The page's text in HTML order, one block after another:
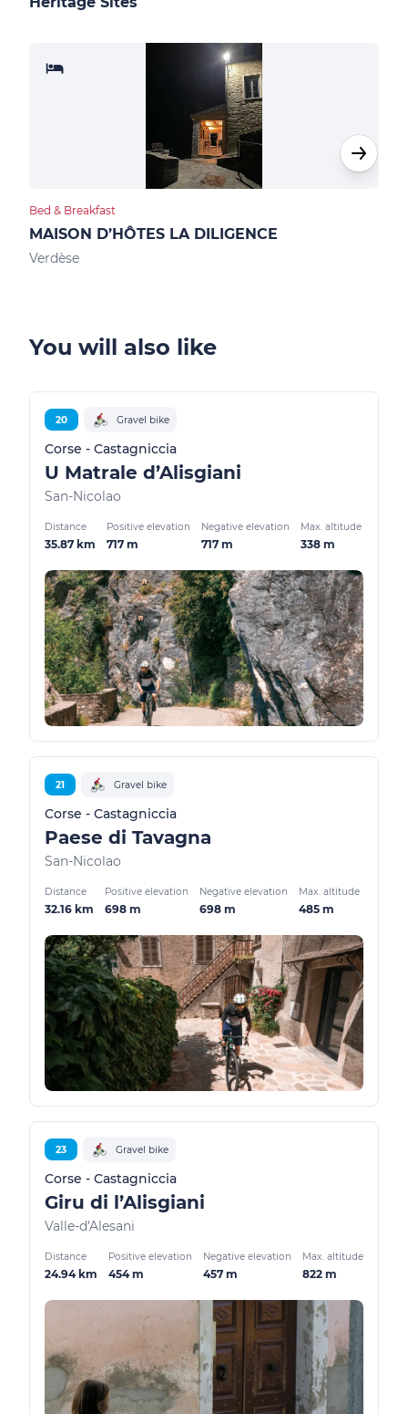
Bed & Breakfast
MAISON D’HÔTES LA DILIGENCE
Verdèse
You will also like
20 Gravel bike
Corse - Castagniccia
U Matrale d’Alisgiani
San-Nicolao
Distance
35.87 km
Positive elevation
717 m
Negative elevation
717 m
Max. altitude
338 m
21 Gravel bike
Corse - Castagniccia
Paese di Tavagna
San-Nicolao
Distance
32.16 km
Positive elevation
698 m
Negative elevation
698 m
Max. altitude
485 m
23 Gravel bike
Corse - Castagniccia
Giru di l’Alisgiani
Valle-d'Alesani
Distance
24.94 km
Positive elevation
454 m
Negative elevation
457 m
Max. altitude
822 m